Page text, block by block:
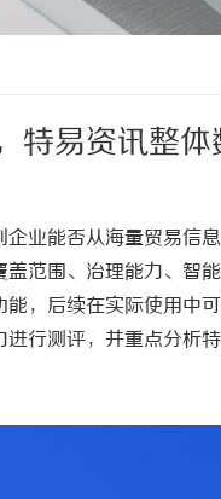
特易资讯整
业能否从海量贸易信
范围、治理能力、智
，后续在实际使用中
行测评，并重点分析